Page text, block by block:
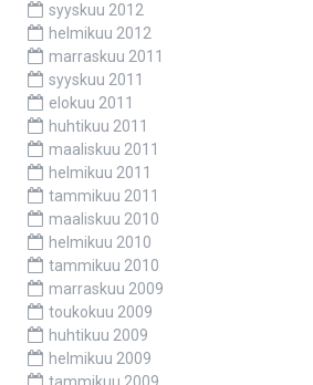
syyskuu 2012
helmikuu 2012
marraskuu 2011
syyskuu 2011
elokuu 2011
huhtikuu 2011
maaliskuu 2011
helmikuu 2011
tammikuu 2011
maaliskuu 2010
helmikuu 2010
tammikuu 2010
marraskuu 2009
toukokuu 2009
huhtikuu 2009
helmikuu 2009